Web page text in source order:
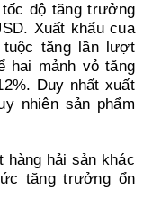
độ tăng trưởng
Xuất khẩu cua
tăng lần lượt
hai mảnh vỏ tăng
Duy nhất xuất
nhiên sản phẩm
hàng hải sản khác
tăng trưởng ổn